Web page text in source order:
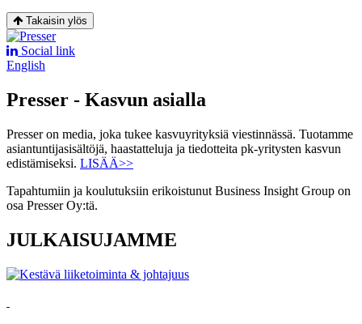
Takaisin ylös
Social link
English
Presser - Kasvun asialla
Presser on media, joka tukee kasvuyrityksiä viestinnässä. Tuotamme
asiantuntijasisältöjä, haastatteluja ja tiedotteita pk-yritysten kasvun
edistämiseksi. LISÄÄ>>
Tapahtumiin ja koulutuksiin erikoistunut Business Insight Group on
osa Presser Oy:tä.
JULKAISUJAMME